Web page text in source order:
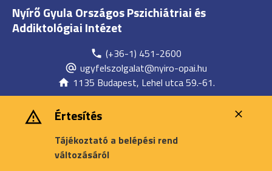
Nyírő Gyula Országos Pszichiátriai és
Addiktológiai Intézet
(+36-1) 451-2600
ugyfelszolgalat@nyiro-opai.hu
1135 Budapest, Lehel utca 59.-61.
Értesítés
Tájékoztató a belépési rend
változásáról